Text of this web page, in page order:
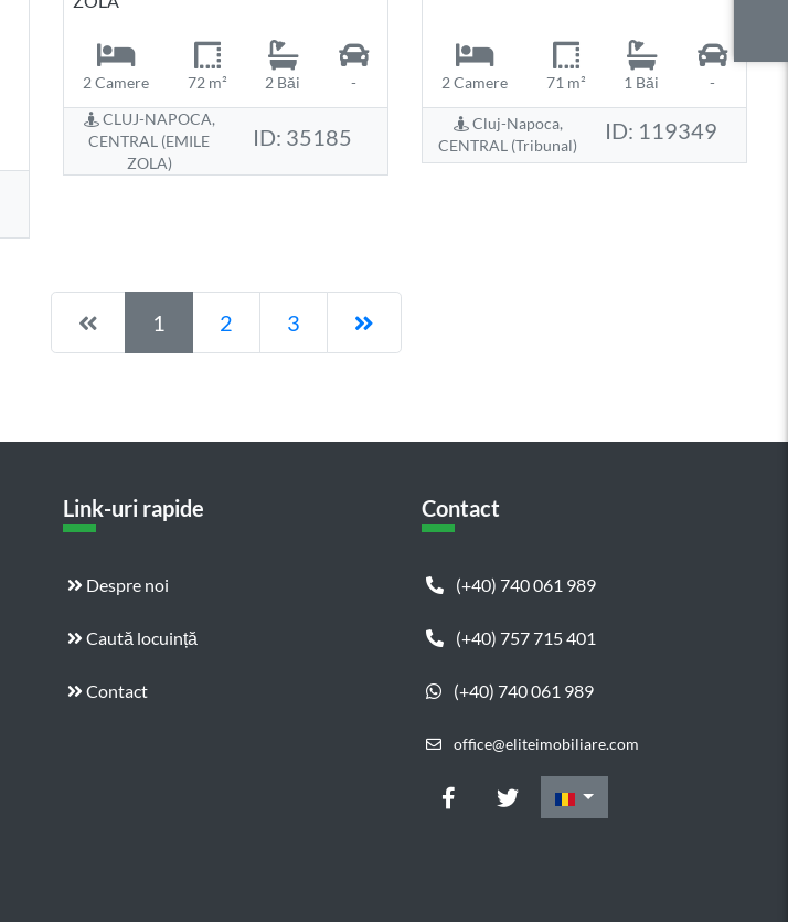
2 Camere 72 m² 2 Băi
-
CLUJ-NAPOCA,
CENTRAL (EMILE
ZOLA)
ID: 35185
2 Camere 71 m² 1 Băi -
Cluj-Napoca,
CENTRAL (Tribunal)
ID: 119349
Pagina anterioară
1 2 3 Pagina următoare
Link-uri rapide
Despre noi
Caută locuință
Contact
Contact
(+40) 740 061 989
(+40) 757 715 401
(+40) 740 061 989
office@eliteimobiliare.com